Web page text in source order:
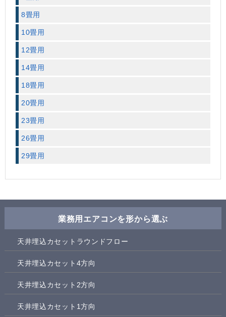
8畳用
10畳用
12畳用
14畳用
18畳用
20畳用
23畳用
26畳用
29畳用
業務用エアコンを形から選ぶ
天井埋込カセットラウンドフロー
天井埋込カセット4方向
天井埋込カセット2方向
天井埋込カセット1方向